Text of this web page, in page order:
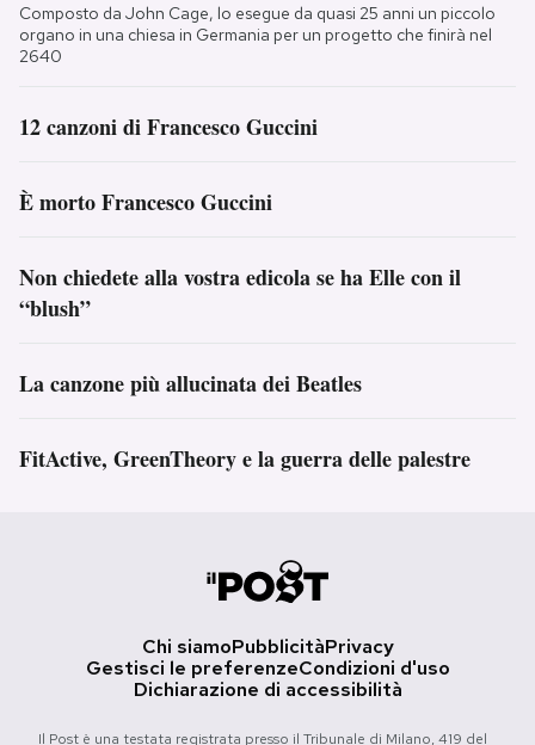
Composto da John Cage, lo esegue da quasi 25 anni un piccolo
organo in una chiesa in Germania per un progetto che finirà nel
2640
12 canzoni di Francesco Guccini
È morto Francesco Guccini
Non chiedete alla vostra edicola se ha Elle con il
“blush”
La canzone più allucinata dei Beatles
FitActive, GreenTheory e la guerra delle palestre
Chi siamoPubblicitàPrivacy
Gestisci le preferenzeCondizioni d'uso
Dichiarazione di accessibilità
Il Post è una testata registrata presso il Tribunale di Milano, 419 del